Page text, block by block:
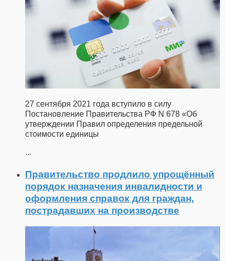
27 сентября 2021 года вступило в силу
Постановление Правительства РФ N 678 «Об
утверждении Правил определения предельной
стоимости единицы
...
Правительство продлило упрощённый
порядок назначения инвалидности и
оформления справок для граждан,
пострадавших на производстве